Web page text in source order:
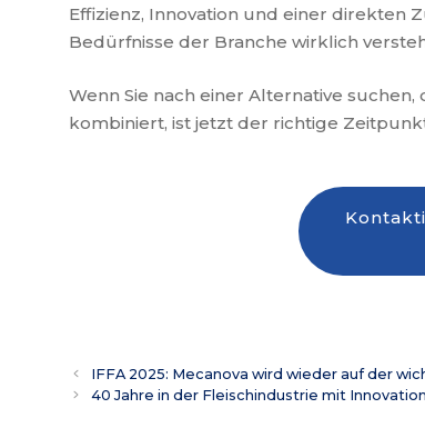
Effizienz, Innovation und einer direkten
Bedürfnisse der Branche wirklich
Wenn Sie nach einer Alternative
kombiniert, ist jetzt der richtige
IFFA 2025: Mecanova wird wieder auf der
40 Jahre in der Fleischindustrie mit